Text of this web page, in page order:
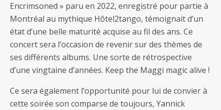
Encrimsoned » paru en 2022, enregistré pour partie à
Montréal au mythique Hôtel2tango, témoignait d’un
état d’une belle maturité acquise au fil des ans. Ce
concert sera l’occasion de revenir sur des thèmes de
ses différents albums. Une sorte de rétrospective
d’une vingtaine d’années. Keep the Maggi magic alive !
Ce sera également l’opportunité pour lui de convier à
cette soirée son comparse de toujours, Yannick